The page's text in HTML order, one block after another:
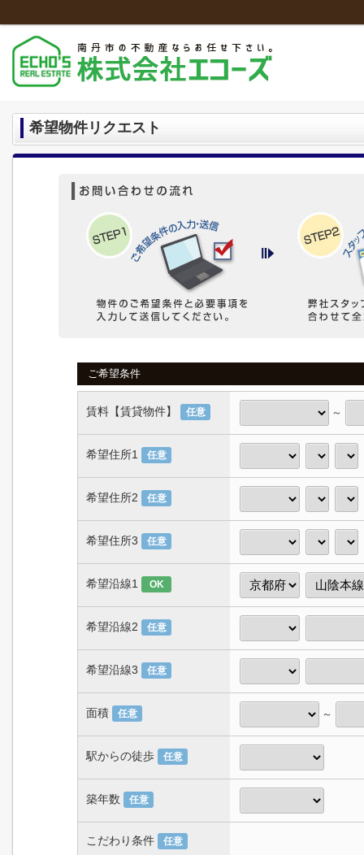
希望物件リクエスト
ご希望条件
賃料【賃貸物件】 任意 ～
希望住所1 任意
希望住所2 任意
希望住所3 任意
希望沿線1 OK
希望沿線2 任意
希望沿線3 任意
面積 任意 ～
駅からの徒歩 任意
築年数 任意
こだわり条件 任意